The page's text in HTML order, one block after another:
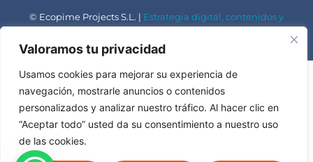
Valoramos tu privacidad
Usamos cookies para mejorar su experiencia de
navegación, mostrarle anuncios o contenidos
personalizados y analizar nuestro tráfico. Al hacer clic en
“Aceptar todo” usted da su consentimiento a nuestro uso
de las cookies.
© Ecopime Projects S.L. | Estrategia digital, contenidos y
diseño por Instint.net